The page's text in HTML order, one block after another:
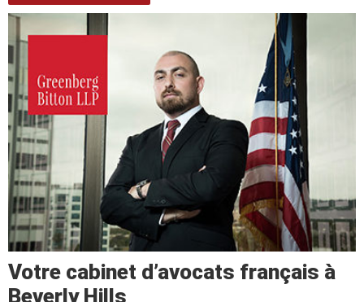
Votre cabinet d’avocats français à
Beverly Hills